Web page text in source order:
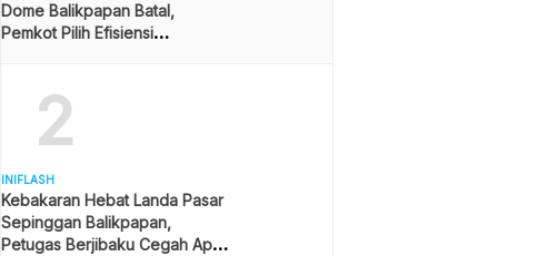
Dome Balikpapan Batal,
Pemkot Pilih Efisiensi
2
INIFLASH
Kebakaran Hebat Landa Pasar
Sepinggan Balikpapan,
Petugas Berjibaku Cegah Api